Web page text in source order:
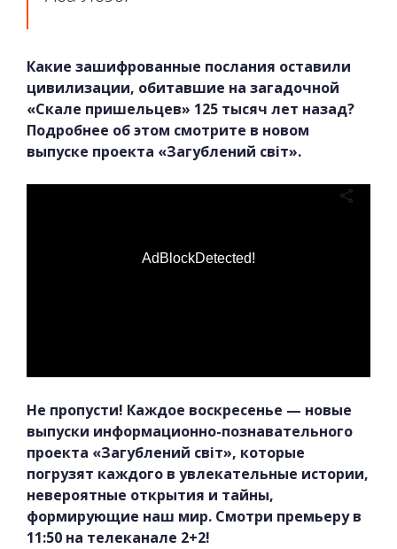
Какие зашифрованные послания оставили
цивилизации, обитавшие на загадочной
«Скале пришельцев» 125 тысяч лет назад?
Подробнее об этом смотрите в новом
выпуске проекта «Загублений світ».
AdBlockDetected!
Не пропусти! Каждое воскресенье — новые
выпуски информационно-познавательного
проекта «Загублений світ», которые
погрузят каждого в увлекательные истории,
невероятные открытия и тайны,
формирующие наш мир. Смотри премьеру в
11:50 на телеканале 2+2!